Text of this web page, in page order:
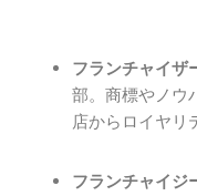
フランチャイザ
部。商標やノウ
店からロイヤリ
フランチャイジ